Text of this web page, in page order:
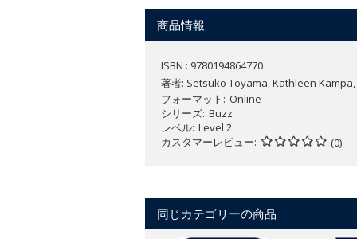
特長
力、コラボレーション力などのグ
意味のある文脈で言葉やテーマを
を身に付けます。
「Think, Feel, Grow」のアクティ
興味を引くようなお話や動画を通
アメリカ英語
全7レベル（レベル starter～6）
商品情報
ISBN : 9780194864770
著者: Setsuko Toyama, Kathleen
フォーマット
Online
シリーズ Buzz
レベル Level 2
カスタマーレビュー
(0)
同じカテゴリーの商品